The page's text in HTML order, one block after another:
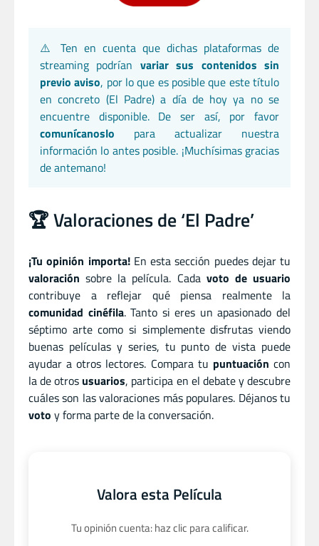
⚠️ Ten en cuenta que dichas plataformas de
streaming podrían variar sus contenidos sin
previo aviso, por lo que es posible que este título
en concreto (El Padre) a día de hoy ya no se
encuentre disponible. De ser así, por favor
comunícanoslo para actualizar nuestra
información lo antes posible. ¡Muchísimas gracias
de antemano!
🏆 Valoraciones de ‘El Padre’
¡Tu opinión importa!En esta sección puedes dejar tu
valoración sobre la película. Cada voto de usuario
contribuye a reflejar qué piensa realmente la
comunidad cinéfila. Tanto si eres un apasionado del
séptimo arte como si simplemente disfrutas viendo
buenas películas y series, tu punto de vista puede
ayudar a otros lectores. Compara tu puntuación con
la de otros usuarios, participa en el debate y descubre
cuáles son las valoraciones más populares. Déjanos tu
voto y forma parte de la conversación.
Valora esta Película
Tu opinión cuenta: haz clic para calificar.